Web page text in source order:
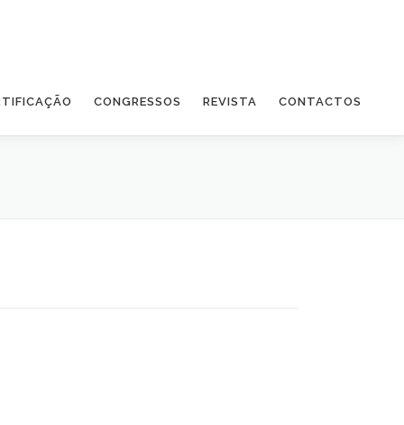
CONGRESSOS REVISTA CONTACTOS